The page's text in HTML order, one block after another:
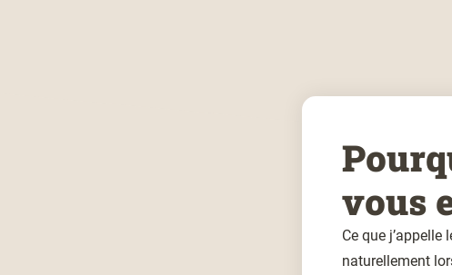
vous
Ce que
naturellement